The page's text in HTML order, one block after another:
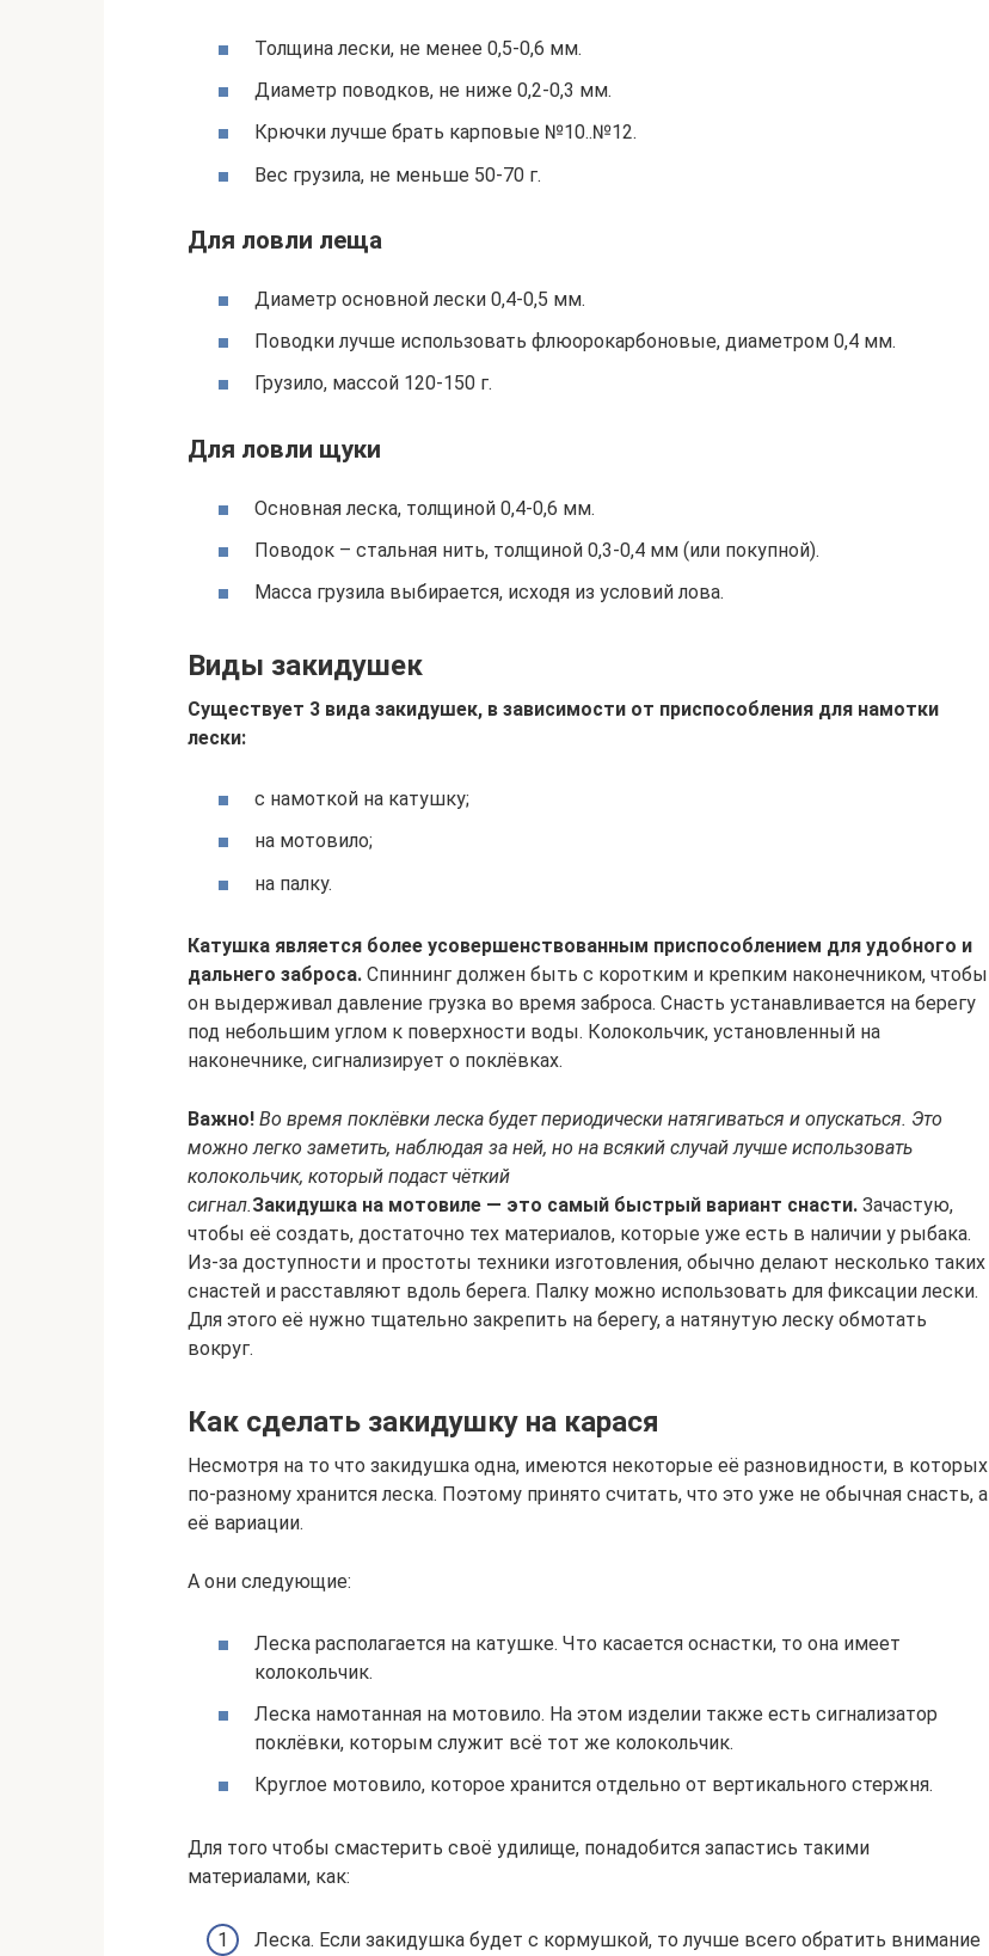
Толщина лески, не менее 0,5-0,6 мм.
Диаметр поводков, не ниже 0,2-0,3 мм.
Крючки лучше брать карповые №10..№12.
Вес грузила, не меньше 50-70 г.
Для ловли леща
Диаметр основной лески 0,4-0,5 мм.
Поводки лучше использовать флюорокарбоновые, диаметром 0,4 мм.
Грузило, массой 120-150 г.
Для ловли щуки
Основная леска, толщиной 0,4-0,6 мм.
Поводок – стальная нить, толщиной 0,3-0,4 мм (или покупной).
Масса грузила выбирается, исходя из условий лова.
Виды закидушек
Существует 3 вида закидушек, в зависимости от приспособления для намотки
лески:
с намоткой на катушку;
на мотовило;
на палку.
Катушка является более усовершенствованным приспособлением для удобного и
дальнего заброса. Спиннинг должен быть с коротким и крепким наконечником, чтобы
он выдерживал давление грузка во время заброса. Снасть устанавливается на берегу
под небольшим углом к поверхности воды. Колокольчик, установленный на
наконечнике, сигнализирует о поклёвках.
Важно! Во время поклёвки леска будет периодически натягиваться и опускаться. Это
можно легко заметить, наблюдая за ней, но на всякий случай лучше использовать
колокольчик, который подаст чёткий
сигнал.Закидушка на мотовиле — это самый быстрый вариант снасти. Зачастую,
чтобы её создать, достаточно тех материалов, которые уже есть в наличии у рыбака.
Из-за доступности и простоты техники изготовления, обычно делают несколько таких
снастей и расставляют вдоль берега. Палку можно использовать для фиксации лески.
Для этого её нужно тщательно закрепить на берегу, а натянутую леску обмотать
вокруг.
Как сделать закидушку на карася
Несмотря на то что закидушка одна, имеются некоторые её разновидности, в которых
по-разному хранится леска. Поэтому принято считать, что это уже не обычная снасть, а
её вариации.
А они следующие:
Леска располагается на катушке. Что касается оснастки, то она имеет
колокольчик.
Леска намотанная на мотовило. На этом изделии также есть сигнализатор
поклёвки, которым служит всё тот же колокольчик.
Круглое мотовило, которое хранится отдельно от вертикального стержня.
Для того чтобы смастерить своё удилище, понадобится запастись такими
материалами, как:
Леска. Если закидушка будет с кормушкой, то лучше всего обратить внимание